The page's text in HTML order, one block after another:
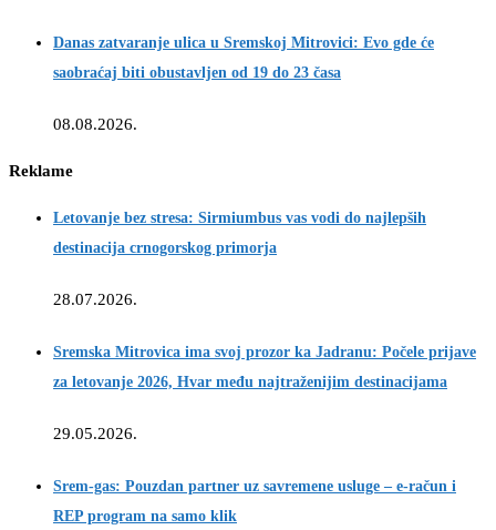
Danas zatvaranje ulica u Sremskoj Mitrovici: Evo gde će
saobraćaj biti obustavljen od 19 do 23 časa
08.08.2026.
Reklame
Letovanje bez stresa: Sirmiumbus vas vodi do najlepših
destinacija crnogorskog primorja
28.07.2026.
Sremska Mitrovica ima svoj prozor ka Jadranu: Počele prijave
za letovanje 2026, Hvar među najtraženijim destinacijama
29.05.2026.
Srem-gas: Pouzdan partner uz savremene usluge – e-račun i
REP program na samo klik